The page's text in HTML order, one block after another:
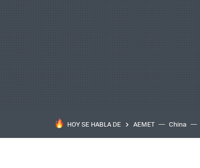
HOY SE HABLA DE AEMET China